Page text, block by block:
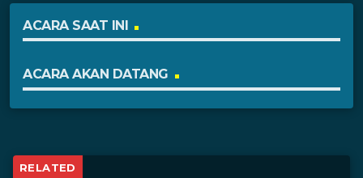
ACARA SAAT INI
ACARA AKAN DATANG
RELATED